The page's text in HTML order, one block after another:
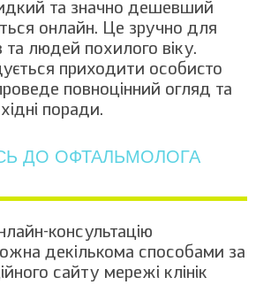
та значно дешевший
онлайн. Це зручно для
та людей похилого віку.
приходити особисто
повноцінний огляд та
поради.
ДО ОФТАЛЬМОЛОГА
консультацію
декількома способами за
сайту мережі клінік